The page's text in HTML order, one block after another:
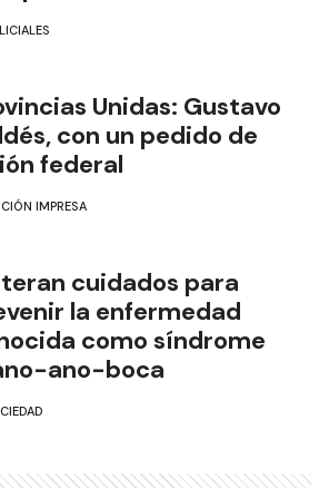
policial falleció
volcar su vehículo en la
Unidas: Gustavo
con un pedido de
IMPRESA
cuidados para
la enfermedad
como síndrome